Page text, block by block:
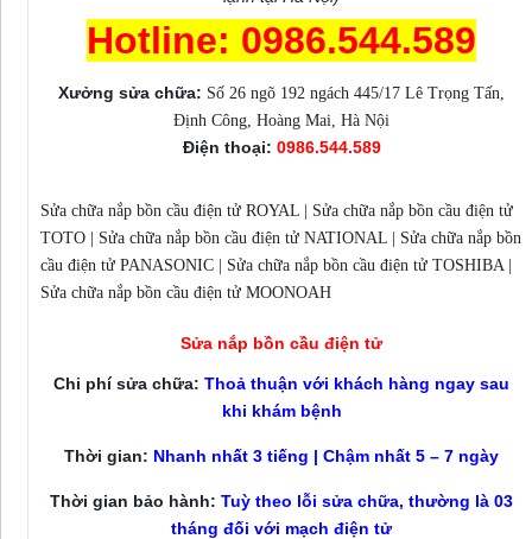
Hotline: 0986.544.589
Xưởng sửa chữa: Số 26 ngõ 192 ngách 445/17 Lê Trọng Tấn,
Định Công, Hoàng Mai, Hà Nội
Điện thoại: 0986.544.589
Sửa chữa nắp bồn cầu điện tử ROYAL | Sửa chữa nắp bồn cầu điện tử
TOTO | Sửa chữa nắp bồn cầu điện tử NATIONAL | Sửa chữa nắp bồn
cầu điện tử PANASONIC | Sửa chữa nắp bồn cầu điện tử TOSHIBA |
Sửa chữa nắp bồn cầu điện tử MOONOAH
Sửa nắp bồn cầu điện tử
Chi phí sửa chữa: Thoả thuận với khách hàng ngay sau
khi khám bệnh
Thời gian: Nhanh nhất 3 tiếng | Chậm nhất 5 – 7 ngày
Thời gian bảo hành: Tuỳ theo lỗi sửa chữa, thường là 03
tháng đối với mạch điện tử